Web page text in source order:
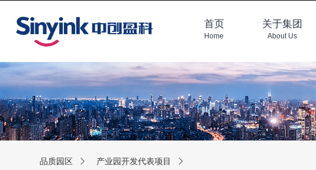
首页
Home
关于集团
About Us
品质园区 产业园开发代表项目